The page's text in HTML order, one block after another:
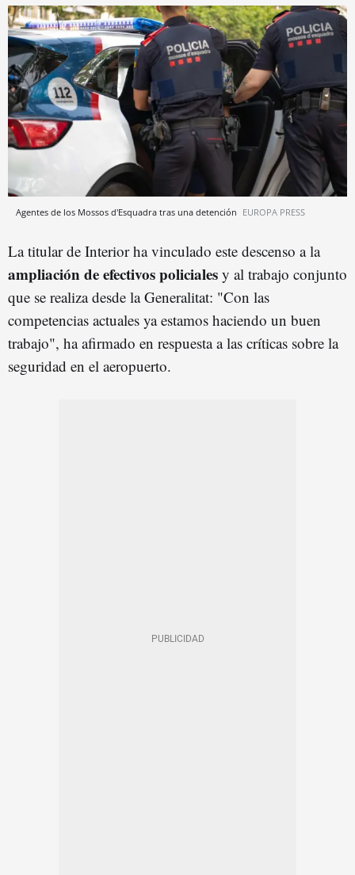
Agentes de los Mossos d'Esquadra tras una detención EUROPA PRESS
La titular de Interior ha vinculado este descenso a la
ampliación de efectivos policiales y al trabajo conjunto
que se realiza desde la Generalitat: "Con las
competencias actuales ya estamos haciendo un buen
trabajo", ha afirmado en respuesta a las críticas sobre la
seguridad en el aeropuerto.